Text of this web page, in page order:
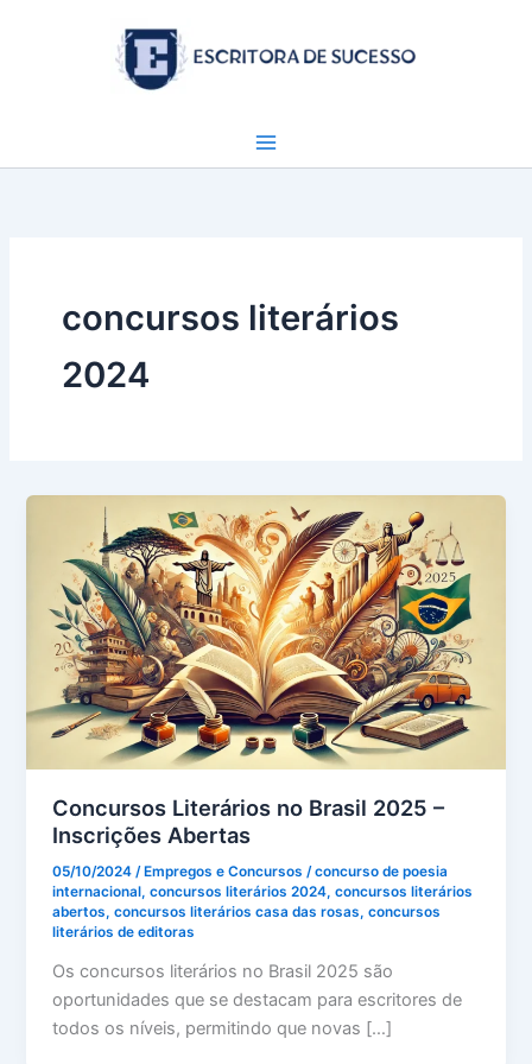
concursos literários
2024
Concursos Literários no Brasil 2025 –
Inscrições Abertas
05/10/2024/ Empregos e Concursos /concurso de poesia
internacional,concursos literários 2024,concursos literários
abertos,concursos literários casa das rosas,concursos
literários de editoras
Os concursos literários no Brasil 2025 são
oportunidades que se destacam para escritores de
todos os níveis, permitindo que novas […]